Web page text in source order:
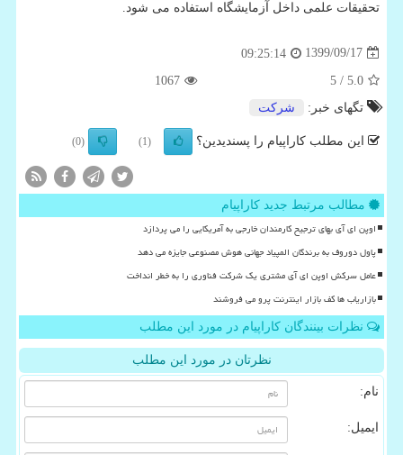
تحقیقات علمی داخل آزمایشگاه استفاده می شود.
1399/09/17
09:25:14
5.0
/ 5
1067
تگهای خبر:
شركت
این مطلب کاراپیام را پسندیدین؟ (1)
(0)
مطالب مرتبط جدید کاراپیام
اوپن ای آی بهای ترجیح کارمندان خارجی به آمریکایی را می پردازد
پاول دوروف به برندگان المپیاد جهانی هوش مصنوعی جایزه می دهد
عامل سرکش اوپن ای آی مشتری یک شرکت فناوری را به خطر انداخت
بازاریاب ها کف بازار اینترنت پرو می فروشند
نظرات بینندگان کاراپیام در مورد این مطلب
نظرتان در مورد این مطلب
نام:
ایمیل: